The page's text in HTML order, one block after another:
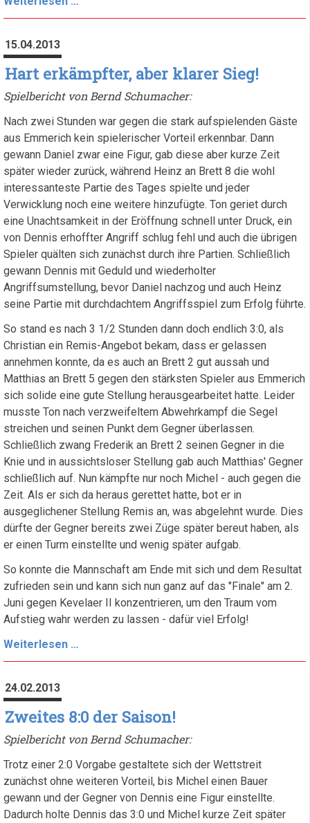
Ende
Saison
15.04.2013
Hart erkämpfter, aber klarer Sieg!
Spielbericht von Bernd Schumacher:
Nach zwei Stunden war gegen die stark aufspielenden Gäste
aus Emmerich kein spielerischer Vorteil erkennbar. Dann
gewann Daniel zwar eine Figur, gab diese aber kurze Zeit
später wieder zurück, während Heinz an Brett 8 die wohl
interessanteste Partie des Tages spielte und jeder
Verwicklung noch eine weitere hinzufügte. Ton geriet durch
eine Unachtsamkeit in der Eröffnung schnell unter Druck, ein
von Dennis erhoffter Angriff schlug fehl und auch die übrigen
Spieler quälten sich zunächst durch ihre Partien. Schließlich
gewann Dennis mit Geduld und wiederholter
Angriffsumstellung, bevor Daniel nachzog und auch Heinz
seine Partie mit durchdachtem Angriffsspiel zum Erfolg führte.
So stand es nach 3 1/2 Stunden dann doch endlich 3:0, als
Christian ein Remis-Angebot bekam, dass er gelassen
annehmen konnte, da es auch an Brett 2 gut aussah und
Matthias an Brett 5 gegen den stärksten Spieler aus Emmerich
sich solide eine gute Stellung herausgearbeitet hatte. Leider
musste Ton nach verzweifeltem Abwehrkampf die Segel
streichen und seinen Punkt dem Gegner überlassen.
Schließlich zwang Frederik an Brett 2 seinen Gegner in die
Knie und in aussichtsloser Stellung gab auch Matthias' Gegner
schließlich auf. Nun kämpfte nur noch Michel - auch gegen die
Zeit. Als er sich da heraus gerettet hatte, bot er in
ausgeglichener Stellung Remis an, was abgelehnt wurde. Dies
dürfte der Gegner bereits zwei Züge später bereut haben, als
er einen Turm einstellte und wenig später aufgab.
So konnte die Mannschaft am Ende mit sich und dem Resultat
zufrieden sein und kann sich nun ganz auf das "Finale" am 2.
Juni gegen Kevelaer II konzentrieren, um den Traum vom
Aufstieg wahr werden zu lassen - dafür viel Erfolg!
Weiterlesen …
erkämpfter,
Sieg!
24.02.2013
Zweites 8:0 der Saison!
Spielbericht von Bernd Schumacher:
Trotz einer 2:0 Vorgabe gestaltete sich der Wettstreit
zunächst ohne weiteren Vorteil, bis Michel einen Bauer
gewann und der Gegner von Dennis eine Figur einstellte.
Dadurch holte Dennis das 3:0 und Michel kurze Zeit später